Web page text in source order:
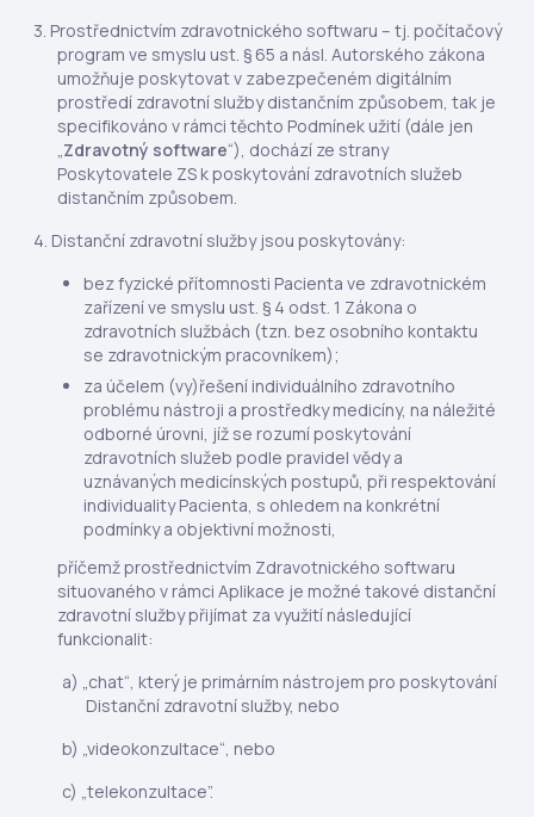
Prostřednictvím zdravotnického softwaru – tj. počítačový
program ve smyslu ust. § 65 a násl. Autorského zákona
umožňuje poskytovat v zabezpečeném digitálním
prostředí zdravotní služby distančním způsobem, tak je
specifikováno v rámci těchto Podmínek užití (dále jen
„Zdravotný software“), dochází ze strany
Poskytovatele ZS k poskytování zdravotních služeb
distančním způsobem.
Distanční zdravotní služby jsou poskytovány:
bez fyzické přítomnosti Pacienta ve zdravotnickém
zařízení ve smyslu ust. § 4 odst. 1 Zákona o
zdravotních službách (tzn. bez osobního kontaktu
se zdravotnickým pracovníkem);
za účelem (vy)řešení individuálního zdravotního
problému nástroji a prostředky medicíny, na náležité
odborné úrovni, jíž se rozumí poskytování
zdravotních služeb podle pravidel vědy a
uznávaných medicínských postupů, při respektování
individuality Pacienta, s ohledem na konkrétní
podmínky a objektivní možnosti,
příčemž prostřednictvím Zdravotnického softwaru
situovaného v rámci Aplikace je možné takové distanční
zdravotní služby přijímat za využití následující
funkcionalit:
„chat“, který je primárním nástrojem pro poskytování
Distanční zdravotní služby, nebo
„videokonzultace“, nebo
„telekonzultace”.